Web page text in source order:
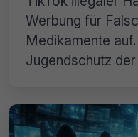
Werbung für
Medikamente
Jugendschutz